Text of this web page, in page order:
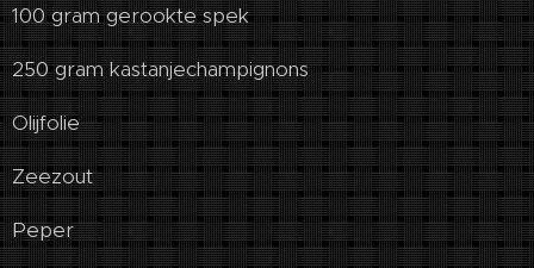
100 gram gerookte spek
250 gram kastanjechampignons
Olijfolie
Zeezout
Peper